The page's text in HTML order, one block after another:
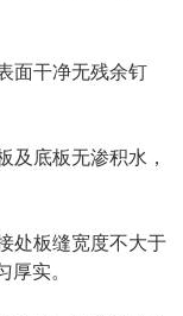
干净无残余钉
底板无渗积水，
板缝宽度不大于
厚实。